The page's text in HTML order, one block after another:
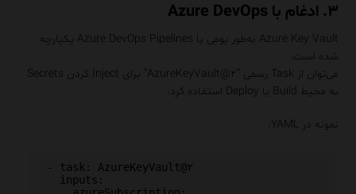
۳. ادغام با Azure DevOps
Azure Key Vault به‌طور بومی با Azure DevOps Pipelines یکپارچه
شده است.
می‌توان از Task رسمی “AzureKeyVault@۲” برای Inject کردن Secrets
به محیط Build یا Deploy استفاده کرد.
نمونه در YAML:
- task: AzureKeyVault@۲